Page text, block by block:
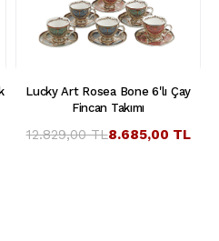
Lucky Art Rosea Bone 6'lı Çay
Fincan Takımı
8.685,00 TL
12.829,00 TL